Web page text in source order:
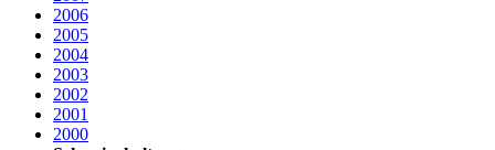
2006
2005
2004
2003
2002
2001
2000